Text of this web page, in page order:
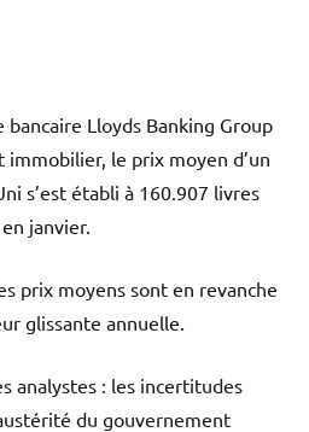
Lloyds Banking Group
immobilier, le prix moyen d’un
s’est établi à 160.907 livres
janvier.
prix moyens sont en revanche
glissante annuelle.
analystes : les incertitudes
du gouvernement